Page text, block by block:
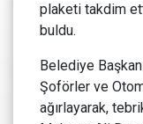
plaketi takdim
buldu.
Belediye
Şoförler ve
ağırlayarak,